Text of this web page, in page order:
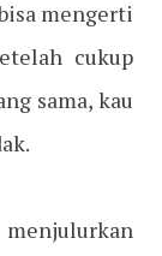
mengerti
cukup
sama, kau